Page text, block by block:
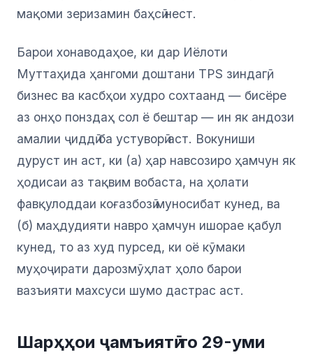
мақоми зеризамин баҳсӣ нест.
Барои хонаводаҳое, ки дар Иёлоти
Муттаҳида ҳангоми доштани TPS зиндагӣ,
бизнес ва касбҳои худро сохтаанд — бисёре
аз онҳо понздаҳ сол ё бештар — ин як андози
амалии ҷиддӣ ба устуворӣ аст. Вокуниши
дуруст ин аст, ки (а) ҳар навсозиро ҳамчун як
ҳодисаи аз тақвим вобаста, на ҳолати
фавқулоддаи коғазбозӣ муносибат кунед, ва
(б) маҳдудияти навро ҳамчун ишорае қабул
кунед, то аз худ пурсед, ки оё кӯмаки
муҳоҷирати дарозмӯҳлат ҳоло барои
вазъияти махсуси шумо дастрас аст.
Шарҳҳои ҷамъиятӣ то 29-уми